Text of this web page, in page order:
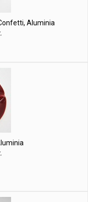
Aluminia